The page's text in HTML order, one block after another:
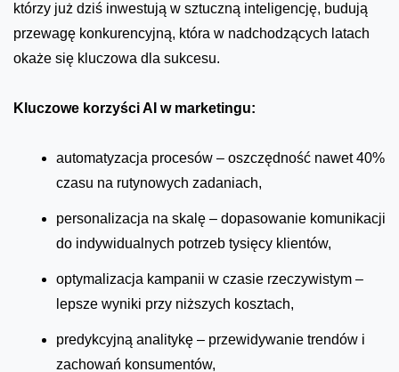
którzy już dziś inwestują w sztuczną inteligencję, budują
przewagę konkurencyjną, która w nadchodzących latach
okaże się kluczowa dla sukcesu.
Kluczowe korzyści AI w marketingu:
automatyzacja procesów – oszczędność nawet 40%
czasu na rutynowych zadaniach,
personalizacja na skalę – dopasowanie komunikacji
do indywidualnych potrzeb tysięcy klientów,
optymalizacja kampanii w czasie rzeczywistym –
lepsze wyniki przy niższych kosztach,
predykcyjną analitykę – przewidywanie trendów i
zachowań konsumentów,